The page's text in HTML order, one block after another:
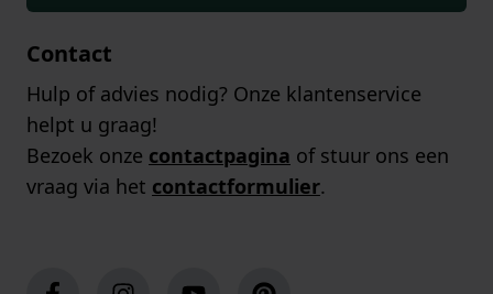
Contact
Hulp of advies nodig? Onze klantenservice
helpt u graag!
Bezoek onze contactpagina of stuur ons een
vraag via het contactformulier.